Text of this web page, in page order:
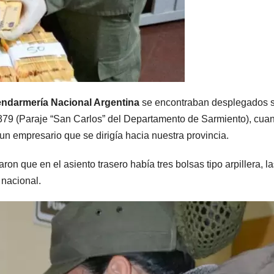
Nacional Argentina se encontraban desplegados
(Paraje “San Carlos” del Departamento de Sarmiento),
empresario que se dirigía hacia nuestra provincia.
que en el asiento trasero había tres bolsas tipo arpillera,
Paso Cristo
Redentor:
ruta en Las
Cuevas antes
de otro
temporal con
unos 1.500
con